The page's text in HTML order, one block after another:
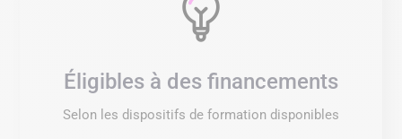
Éligibles à des financements
Selon les dispositifs de formation disponibles